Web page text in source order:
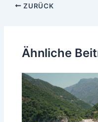
Beitragsnavigation
ZURÜCK
Ähnliche